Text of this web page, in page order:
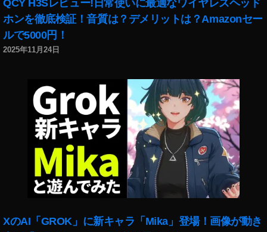
QCY H3Sレビュー!日常使いに最適なワイヤレスヘッド
ホンを徹底検証！音質は？デメリットは？Amazonセー
ルで5000円！
2025年11月24日
XのAI「GROK」に新キャラ「Mika」登場！画像が動き